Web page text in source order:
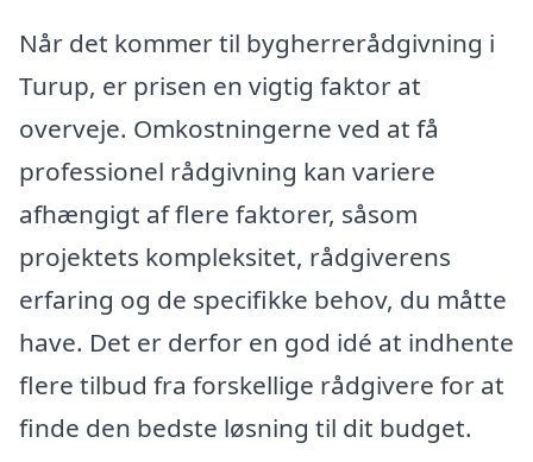
Når det kommer til bygherrerådgivning i
Turup, er prisen en vigtig faktor at
overveje. Omkostningerne ved at få
professionel rådgivning kan variere
afhængigt af flere faktorer, såsom
projektets kompleksitet, rådgiverens
erfaring og de specifikke behov, du måtte
have. Det er derfor en god idé at indhente
flere tilbud fra forskellige rådgivere for at
finde den bedste løsning til dit budget.